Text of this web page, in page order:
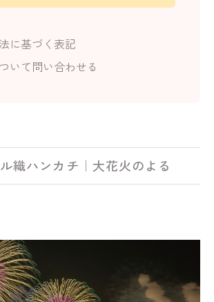
に基づく表記
いて問い合わせる
織ハンカチ｜大花火のよる